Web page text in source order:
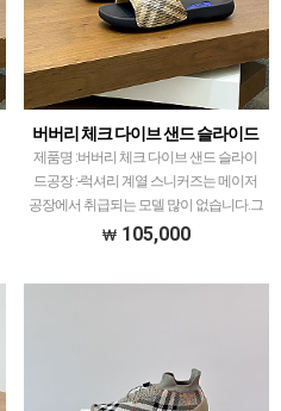
버버리 체크 다이브 샌드 슬라이드
제품명 :버버리 체크 다이브 샌드 슬라이
드공장 :-럭셔리 계열 스니커즈는 메이저
공장에서 취급되는 모델 많이 없습니다.그
래서 전문적으로 취급하는 공장과제가 현
105,000